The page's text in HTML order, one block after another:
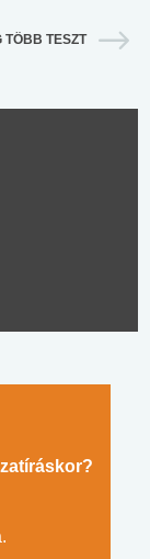
TÖBB TESZT